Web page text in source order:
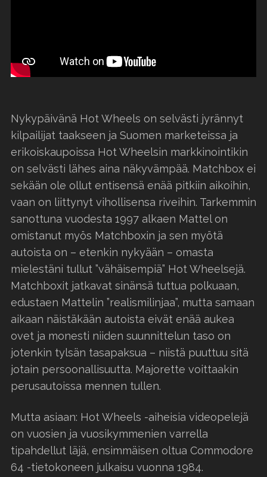
Nykypäivänä Hot Wheels on selvästi jyrännyt
kilpailijat taakseen ja Suomen marketeissa ja
erikoiskaupoissa Hot Wheelsin markkinointikin
on selvästi lähes aina näkyvämpää. Matchbox ei
sekään ole ollut entisensä enää pitkiin aikoihin,
vaan on liittynyt vihollisensa riveihin. Tarkemmin
sanottuna vuodesta 1997 alkaen Mattel on
omistanut myös Matchboxin ja sen myötä
autoista on – etenkin nykyään – omasta
mielestäni tullut ”vähäisempiä” Hot Wheelsejä.
Matchboxit jatkavat sinänsä tuttua polkuaan,
edustaen Mattelin ”realismilinjaa”, mutta samaan
aikaan näistäkään autoista eivät enää aukea
ovet ja monesti niiden suunnittelun taso on
jotenkin tylsän tasapaksua – niistä puuttuu sitä
jotain persoonallisuutta. Majorette voittaakin
perusautoissa mennen tullen.
Mutta asiaan: Hot Wheels -aiheisia videopelejä
on vuosien ja vuosikymmenien varrella
tipahdellut läjä, ensimmäisen oltua Commodore
64 -tietokoneen julkaisu vuonna 1984.